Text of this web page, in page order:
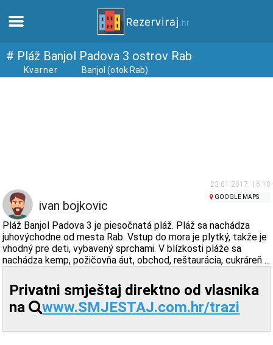
Domov
webcams
Zoznámte sa s Chorvátskom
múzeí
# Pláž Banjol Padova 3 ostrov Rab
Kvarner Banjol (otok Rab)
23.01.2017. 16:18
ivan bojkovic
GOOGLE MAPS
Pláž Banjol Padova 3 je piesočnatá pláž. Pláž sa nachádza
juhovýchodne od mesta Rab. Vstup do mora je plytký, takže je
vhodný pre deti, vybavený sprchami. V blízkosti pláže sa
nachádza kemp, požičovňa áut, obchod, reštaurácia, cukráreň ...
Privatni smještaj direktno od vlasnika
na
www.SMJESTAJ.com.hr/trazi